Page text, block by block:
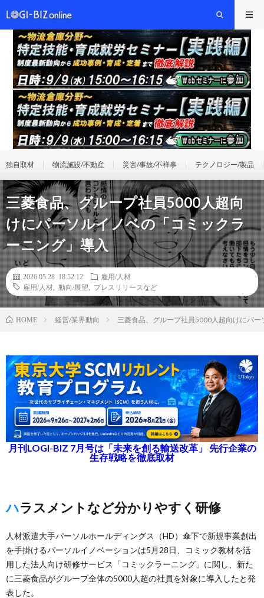
独自取材 物流施設/不動産 災害/事故/不祥事 テクノロジー/製品
三菱食品、グループ社員5000人超向
けにパーソルイノベの「コミックラ
ーニング」導入
2026.05.28 18:52:12
雇用/人材
雇用/人材
動向/展望 プレスリリースなど
HOME 経営/業界動向 三菱食品、グループ社員5000人超向けにパ
月刊LOGI-BIZ 7月号は「未来を創る輸送改革」 先行企業の
生存戦略を徹底取材
ハラスメントなど分かりやすく研修
人材派遣大手パーソルホールディングス（HD）傘下で新規事業創出
を手掛けるパーソルイノベーションは5月28日、コミック教材を活
用した法人向け研修サービス「コミックラーニング」に関し、新た
に三菱食品がグループ全体の5000人超の社員を対象に導入したと発
表した。